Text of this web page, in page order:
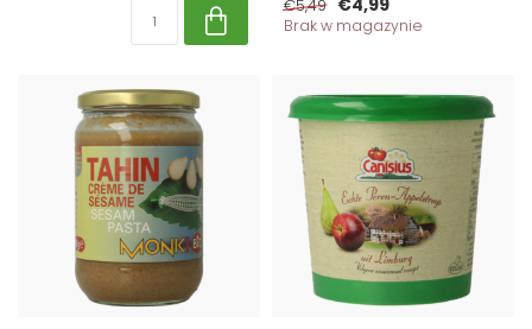
€5,49
Brak w magazynie